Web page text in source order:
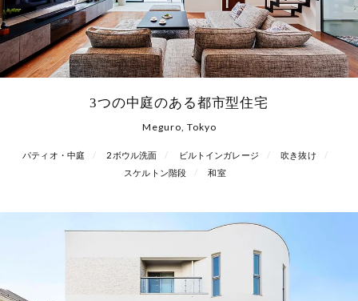
3つの中庭のある都市型住宅
Meguro, Tokyo
パティオ・中庭 2ボウル洗面 ビルトインガレージ
吹き抜け
スケルトン階段
和室